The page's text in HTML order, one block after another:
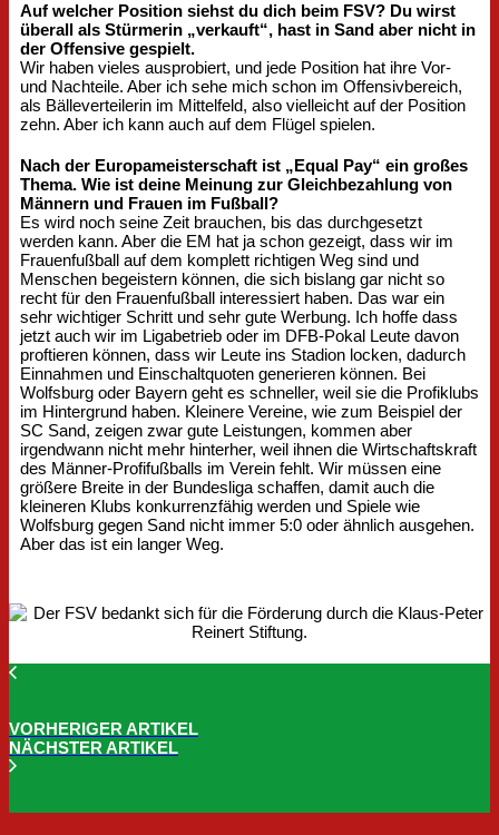
Auf welcher Position siehst du dich beim FSV? Du wirst
überall als Stürmerin „verkauft“, hast in Sand aber nicht in
der Offensive gespielt.
Wir haben vieles ausprobiert, und jede Position hat ihre Vor-
und Nachteile. Aber ich sehe mich schon im Offensivbereich,
als Bälleverteilerin im Mittelfeld, also vielleicht auf der Position
zehn. Aber ich kann auch auf dem Flügel spielen.
Nach der Europameisterschaft ist „Equal Pay“ ein großes
Thema. Wie ist deine Meinung zur Gleichbezahlung von
Männern und Frauen im Fußball?
Es wird noch seine Zeit brauchen, bis das durchgesetzt
werden kann. Aber die EM hat ja schon gezeigt, dass wir im
Frauenfußball auf dem komplett richtigen Weg sind und
Menschen begeistern können, die sich bislang gar nicht so
recht für den Frauenfußball interessiert haben. Das war ein
sehr wichtiger Schritt und sehr gute Werbung. Ich hoffe dass
jetzt auch wir im Ligabetrieb oder im DFB-Pokal Leute davon
proftieren können, dass wir Leute ins Stadion locken, dadurch
Einnahmen und Einschaltquoten generieren können. Bei
Wolfsburg oder Bayern geht es schneller, weil sie die Profiklubs
im Hintergrund haben. Kleinere Vereine, wie zum Beispiel der
SC Sand, zeigen zwar gute Leistungen, kommen aber
irgendwann nicht mehr hinterher, weil ihnen die Wirtschaftskraft
des Männer-Profifußballs im Verein fehlt. Wir müssen eine
größere Breite in der Bundesliga schaffen, damit auch die
kleineren Klubs konkurrenzfähig werden und Spiele wie
Wolfsburg gegen Sand nicht immer 5:0 oder ähnlich ausgehen.
Aber das ist ein langer Weg.
VORHERIGER ARTIKEL
NÄCHSTER ARTIKEL